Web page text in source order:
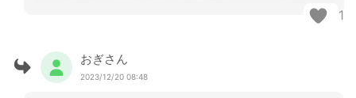
1
おぎさん
2023/12/20 08:48